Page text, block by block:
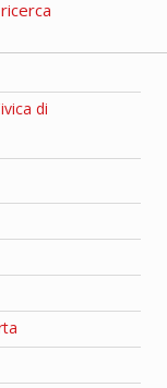
di